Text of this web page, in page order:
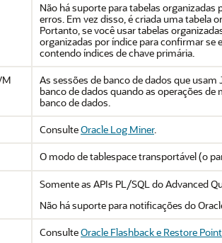
Não há suporte para tabelas
erros. Em vez disso, é criada uma tabela
Portanto, se você usar tabelas
organizadas por índice para confirmar se
contendo índices de chave primária.
As sessões de banco de dados que
banco de dados quando as operações
banco de dados.
ConsulteOracle Log Miner.
O modo de tablespace transportável (o
Somente as APIs PL/SQL do Advanced
Não há suporte para notificações do
ConsulteOracle Flashback e Restore